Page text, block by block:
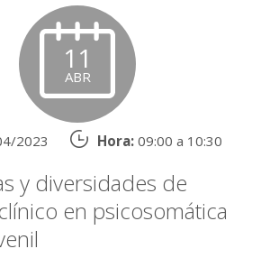
11
ABR
2023 Hora: 09:00 a 10:30
y diversidades de
en psicosomática